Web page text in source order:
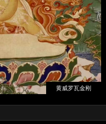
黄威罗瓦金刚